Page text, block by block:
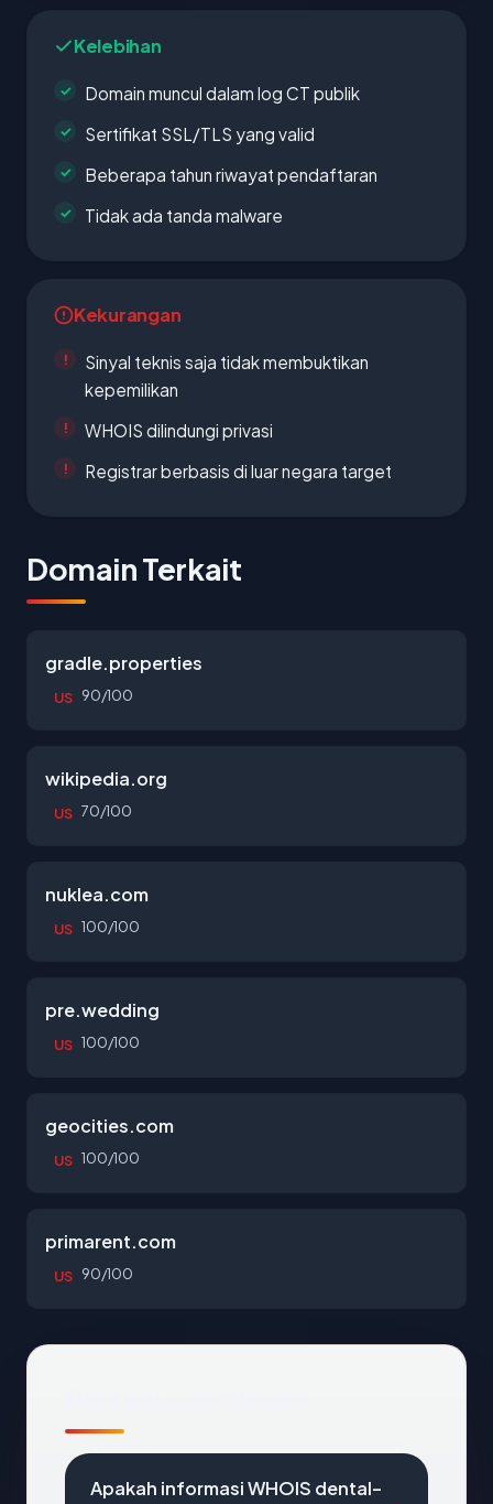
Kelebihan
Domain muncul dalam log CT publik
Sertifikat SSL/TLS yang valid
Beberapa tahun riwayat pendaftaran
Tidak ada tanda malware
Kekurangan
Sinyal teknis saja tidak membuktikan
kepemilikan
WHOIS dilindungi privasi
Registrar berbasis di luar negara target
Domain Terkait
gradle.properties
US 90/100
wikipedia.org
US 70/100
nuklea.com
US 100/100
pre.wedding
US 100/100
geocities.com
US 100/100
primarent.com
US 90/100
Apakah informasi WHOIS dental-